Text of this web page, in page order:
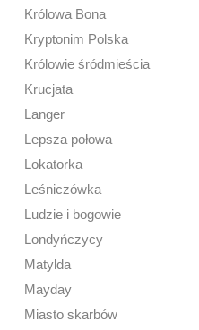
Królowa Bona
Kryptonim Polska
Królowie śródmieścia
Krucjata
Langer
Lepsza połowa
Lokatorka
Leśniczówka
Ludzie i bogowie
Londyńczycy
Matylda
Mayday
Miasto skarbów